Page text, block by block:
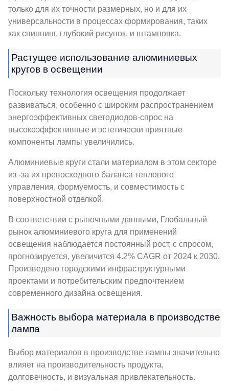
только для их точности размерных, но и для их
универсальности в процессах формирования, таких
как спиннинг, глубокий рисунок, и штамповка.
Растущее использование алюминиевых
кругов в освещении
Поскольку технология освещения продолжает
развиваться, особенно с широким распространением
энергоэффективных светодиодов-спрос на
высокоэффективные и эстетически приятные
компоненты лампы увеличились.
Алюминиевые круги стали материалом в этом секторе
из -за их превосходного баланса теплового
управления, формуемость, и совместимость с
поверхностной отделкой.
В соответствии с рыночными данными, Глобальный
рынок алюминиевого круга для применений
освещения наблюдается постоянный рост, с спросом,
прогнозируется, увеличится 4.2% CAGR от 2024 к 2030,
Произведено городскими инфраструктурными
проектами и потребительским предпочтением
современного дизайна освещения.
Важность выбора материала в производстве
лампа
Выбор материалов в производстве лампы значительно
влияет на производительность продукта,
долговечность, и визуальная привлекательность.